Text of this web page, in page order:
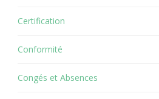
Certification
Conformité
Congés et Absences